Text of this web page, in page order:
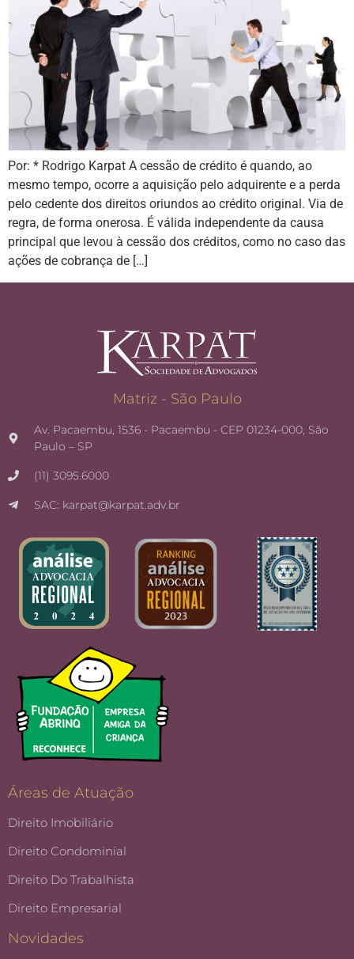
Por: * Rodrigo Karpat A cessão de crédito é quando, ao
mesmo tempo, ocorre a aquisição pelo adquirente e a perda
pelo cedente dos direitos oriundos ao crédito original. Via de
regra, de forma onerosa. É válida independente da causa
principal que levou à cessão dos créditos, como no caso das
ações de cobrança de […]
Matriz - São Paulo
Av. Pacaembu, 1536 - Pacaembu - CEP 01234-000, São
Paulo – SP
(11) 3095.6000
SAC: karpat@karpat.adv.br
Áreas de Atuação
Direito Imobiliário
Direito Condominial
Direito Do Trabalhista
Direito Empresarial
Novidades